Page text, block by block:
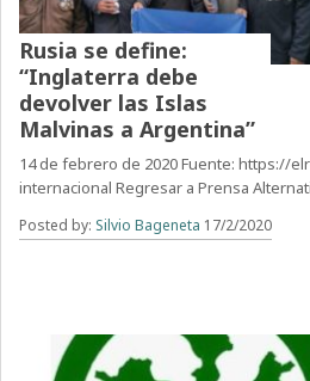
Rusia se define:
“Inglaterra debe
devolver las Islas
Malvinas a Argentina”
14 de febrero de 2020 Fuente: https://
internacional Regresar a Prensa
Posted by: Silvio Bageneta 17/2/2020